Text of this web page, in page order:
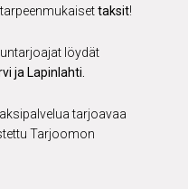
taksit!
löydät
ja Lapinlahti.
tarjoavaa
Tarjoomon